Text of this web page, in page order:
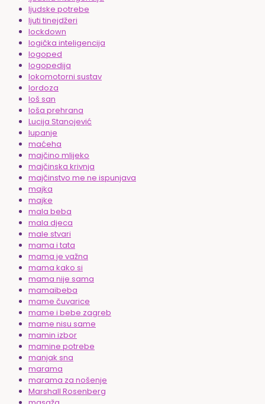
ljudske potrebe
ljuti tinejdžeri
lockdown
logička inteligencija
logoped
logopedija
lokomotorni sustav
lordoza
loš san
loša prehrana
Lucija Stanojević
lupanje
maćeha
majčino mlijeko
majčinska krivnja
majčinstvo me ne ispunjava
majka
majke
mala beba
mala djeca
male stvari
mama i tata
mama je važna
mama kako si
mama nije sama
mamaibeba
mame čuvarice
mame i bebe zagreb
mame nisu same
mamin izbor
mamine potrebe
manjak sna
marama
marama za nošenje
Marshall Rosenberg